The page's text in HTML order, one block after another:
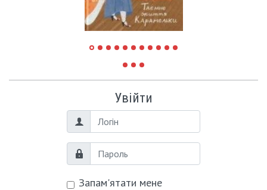
Увійти
Логін
Пароль
Запам'ятати мене